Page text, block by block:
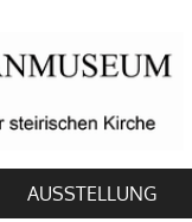
AUSSTELLUNG